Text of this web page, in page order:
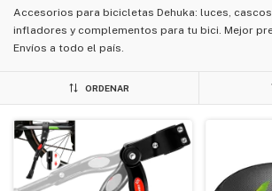
Accesorios para bicicletas Dehuka: luces,
infladores y complementos para tu bici. Mejor
Envíos a todo el país.
ORDENAR